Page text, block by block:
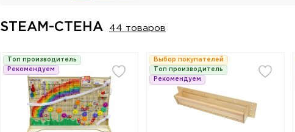
STEAM-СТЕНА 44 товаров
Топ производитель
Рекомендуем
Выбор покупателей
Топ производитель
Рекомендуем